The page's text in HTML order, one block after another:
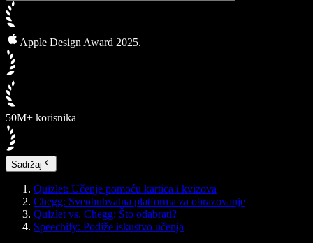
Apple Design Award 2025.
50M+ korisnika
Sadržaj
Quizlet: Učenje pomoću kartica i kvizova
Chegg: Sveobuhvatna platforma za obrazovanje
Quizlet vs. Chegg: Što odabrati?
Speechify: Podiže iskustvo učenja